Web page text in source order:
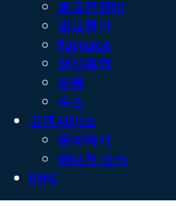
초고온장비
열교환기
Furnace
생산용역
부품
수소
고객서비스
문의하기
에너진 소식
ENG